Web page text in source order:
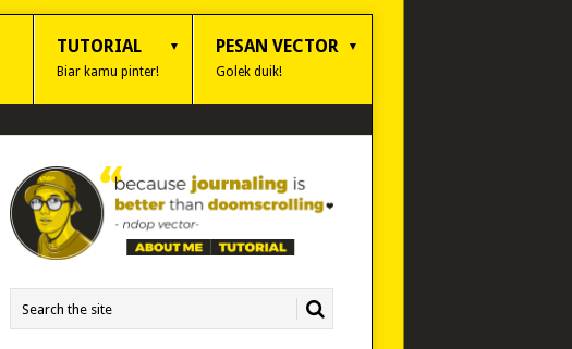
TUTORIAL
Biar kamu pinter!
PESAN VECTOR
Golek duik!